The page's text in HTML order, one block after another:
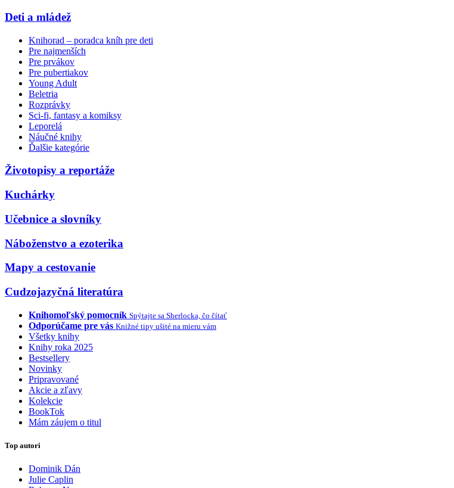
Deti a mládež
Knihorad – poradca kníh pre deti
Pre najmenších
Pre prvákov
Pre pubertiakov
Young Adult
Beletria
Rozprávky
Sci-fi, fantasy a komiksy
Leporelá
Náučné knihy
Ďalšie kategórie
Životopisy a reportáže
Kuchárky
Učebnice a slovníky
Náboženstvo a ezoterika
Mapy a cestovanie
Cudzojazyčná literatúra
Knihomoľský pomocník Spýtajte sa Sherlocka, čo čítať
Odporúčame pre vás Knižné tipy ušité na mieru vám
Všetky knihy
Knihy roka 2025
Bestsellery
Novinky
Pripravované
Akcie a zľavy
Kolekcie
BookTok
Mám záujem o titul
Top autori
Dominik Dán
Julie Caplin